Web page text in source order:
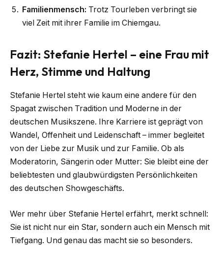
Familienmensch: Trotz Tourleben verbringt sie
viel Zeit mit ihrer Familie im Chiemgau.
Fazit: Stefanie Hertel – eine Frau mit
Herz, Stimme und Haltung
Stefanie Hertel steht wie kaum eine andere für den
Spagat zwischen Tradition und Moderne in der
deutschen Musikszene. Ihre Karriere ist geprägt von
Wandel, Offenheit und Leidenschaft – immer begleitet
von der Liebe zur Musik und zur Familie. Ob als
Moderatorin, Sängerin oder Mutter: Sie bleibt eine der
beliebtesten und glaubwürdigsten Persönlichkeiten
des deutschen Showgeschäfts.
Wer mehr über Stefanie Hertel erfährt, merkt schnell:
Sie ist nicht nur ein Star, sondern auch ein Mensch mit
Tiefgang. Und genau das macht sie so besonders.